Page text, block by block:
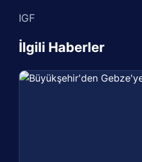
IGF
İlgili Haberler